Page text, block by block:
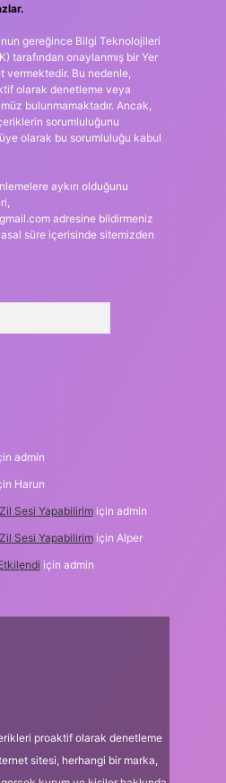
gereğince Bilgi Teknolojileri
tarafından onaylanmış bir Yer
vermektedir. Bu nedenle,
olarak denetleme veya
bulunmamaktadır. Ancak,
sorumluluğunu
olarak bu sorumluluğu kabul
aykırı olduğunu
adresine bildirmeniz
süre içerisinde sitemizden
admin
Harun
Sesi Yapabilirimiçin admin
Sesi Yapabilirimiçin Alper
için admin
proaktif olarak denetleme
sitesi, herhangi bir marka,